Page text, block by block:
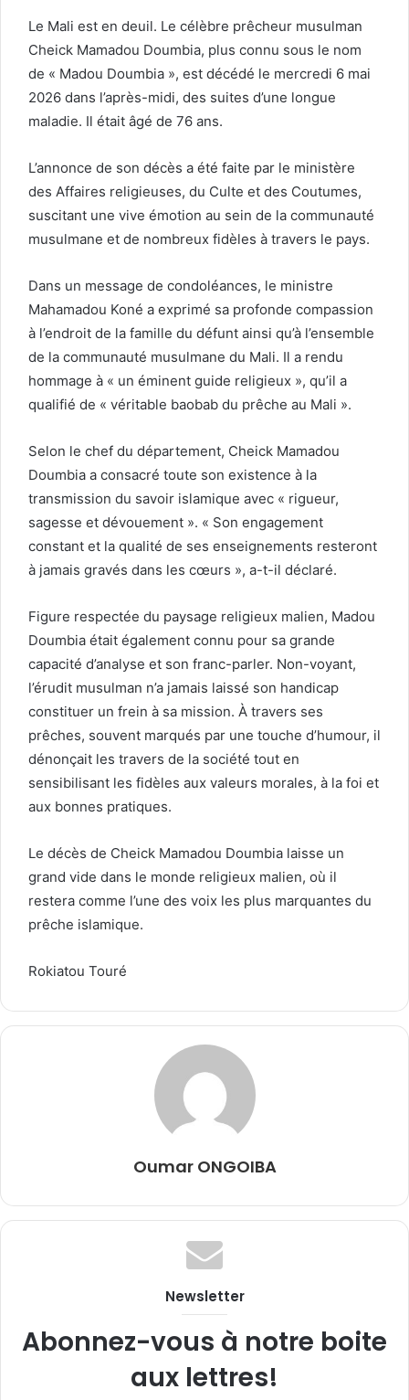
Le Mali est en deuil. Le célèbre prêcheur musulman
Cheick Mamadou Doumbia, plus connu sous le nom
de « Madou Doumbia », est décédé le mercredi 6 mai
2026 dans l’après-midi, des suites d’une longue
maladie. Il était âgé de 76 ans.
L’annonce de son décès a été faite par le ministère
des Affaires religieuses, du Culte et des Coutumes,
suscitant une vive émotion au sein de la communauté
musulmane et de nombreux fidèles à travers le pays.
Dans un message de condoléances, le ministre
Mahamadou Koné a exprimé sa profonde compassion
à l’endroit de la famille du défunt ainsi qu’à l’ensemble
de la communauté musulmane du Mali. Il a rendu
hommage à « un éminent guide religieux », qu’il a
qualifié de « véritable baobab du prêche au Mali ».
Selon le chef du département, Cheick Mamadou
Doumbia a consacré toute son existence à la
transmission du savoir islamique avec « rigueur,
sagesse et dévouement ». « Son engagement
constant et la qualité de ses enseignements resteront
à jamais gravés dans les cœurs », a-t-il déclaré.
Figure respectée du paysage religieux malien, Madou
Doumbia était également connu pour sa grande
capacité d’analyse et son franc-parler. Non-voyant,
l’érudit musulman n’a jamais laissé son handicap
constituer un frein à sa mission. À travers ses
prêches, souvent marqués par une touche d’humour, il
dénonçait les travers de la société tout en
sensibilisant les fidèles aux valeurs morales, à la foi et
aux bonnes pratiques.
Le décès de Cheick Mamadou Doumbia laisse un
grand vide dans le monde religieux malien, où il
restera comme l’une des voix les plus marquantes du
prêche islamique.
Rokiatou Touré
Oumar ONGOIBA
Newsletter
Abonnez-vous à notre boite
aux lettres!